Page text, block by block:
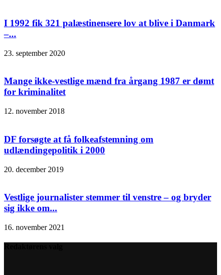
I 1992 fik 321 palæstinensere lov at blive i Danmark
–...
23. september 2020
Mange ikke-vestlige mænd fra årgang 1987 er dømt
for kriminalitet
12. november 2018
DF forsøgte at få folkeafstemning om
udlændingepolitik i 2000
20. december 2019
Vestlige journalister stemmer til venstre – og bryder
sig ikke om...
16. november 2021